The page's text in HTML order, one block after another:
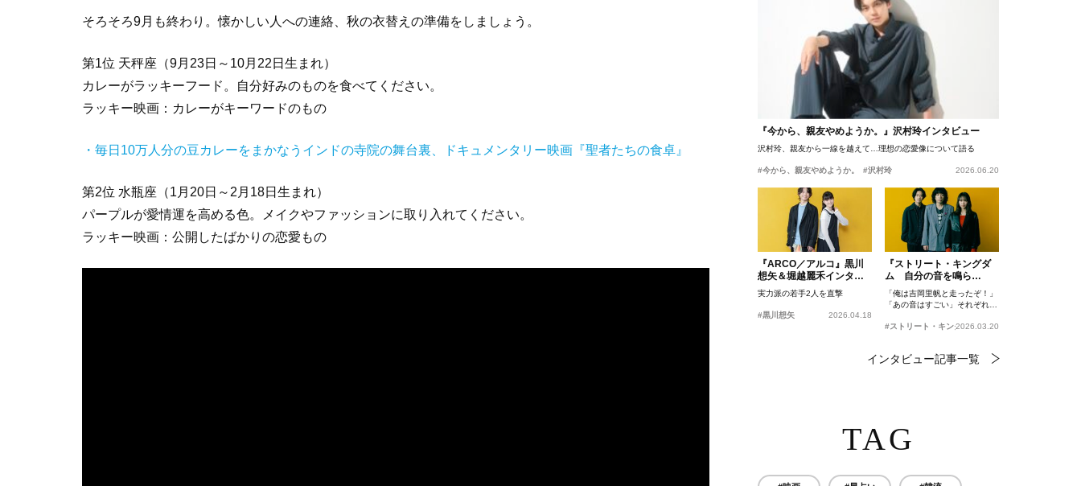
そろそろ9月も終わり。懐かしい人への連絡、秋の衣替えの準備をしましょう。
第1位 天秤座（9月23日～10月22日生まれ）
カレーがラッキーフード。自分好みのものを食べてください。
ラッキー映画：カレーがキーワードのもの
・毎日10万人分の豆カレーをまかなうインドの寺院の舞台裏、ドキュメンタリー映画『聖者たちの食卓』
第2位 水瓶座（1月20日～2月18日生まれ）
パープルが愛情運を高める色。メイクやファッションに取り入れてください。
ラッキー映画：公開したばかりの恋愛もの
『今から、親友やめようか。』沢村玲インタビュー
沢村玲、親友から一線を越えて…理想の恋愛像について語る
#今から、親友やめようか。 #沢村玲 2026.06.20
『ARCO／アルコ』黒川
想矢＆堀越麗禾インタビ
ュー
実力派の若手2人を直撃
#黒川想矢 2026.04.18
『ストリート・キングダ
ム 自分の音を鳴ら
せ。』峯田和伸、若葉竜
也、吉岡里帆インタビュ
ー
「俺は吉岡里帆と走ったぞ！」
「あの音はすごい」それぞれの
#ストリート・キングダム 自分の音を鳴らせ。
2026.03.20
インタビュー記事一覧
TAG